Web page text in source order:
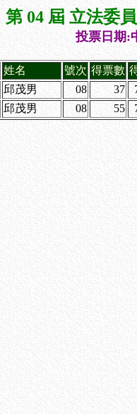
第 04 屆 立法委
投票日期:
姓名 號次 得票數
邱茂男 08 37
邱茂男 08 55